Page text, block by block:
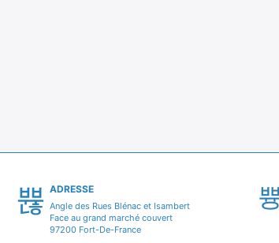
ADRESSE
Angle des Rues Blénac et Isambert
Face au grand marché couvert
97200 Fort-De-France